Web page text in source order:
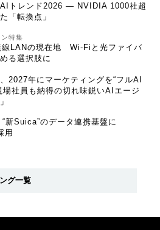
トレンド2026 ― NVIDIA 1000社超
「転換点」
特集
線LANの現在地 Wi-Fiと光ファイバ
る選択肢に
2027年にマーケティングを“フルAI
社員も納得の切れ味鋭いAIエージ
新Suica”のデータ連携基盤に
用
グ一覧